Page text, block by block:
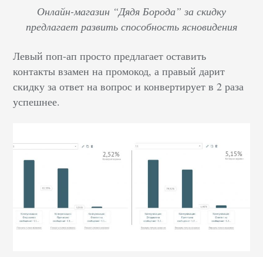
Онлайн-магазин “Дядя Борода” за скидку
предлагает развить способность ясновидения
Левый поп-ап просто предлагает оставить
контакты взамен на промокод, а правый дарит
скидку за ответ на вопрос и конвертирует в 2 раза
успешнее.